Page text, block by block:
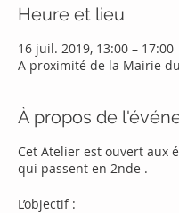
Heure et lieu
16 juil. 2019, 13:00 – 17:00
A proximité de la Mairie
À propos de
Cet Atelier est ouvert aux
qui passent en 2nde .
L’objectif :